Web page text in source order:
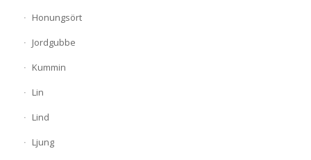
Honungsört
Jordgubbe
Kummin
Lin
Lind
Ljung